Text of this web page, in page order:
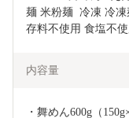
麺 米粉麺  冷凍 冷
存料不使用 食塩不使
内容量
・舞めん600g（